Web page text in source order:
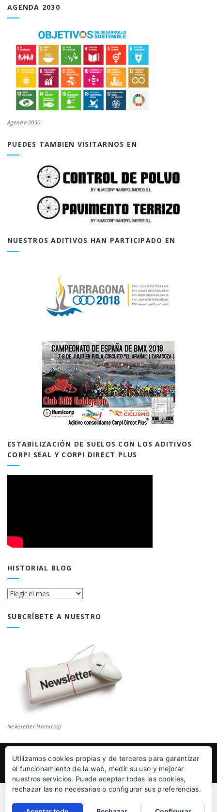
AGENDA 2030
Agenda 2030
PUEDES TAMBIEN VISITARNOS EN
NUESTROS ADITIVOS HAN PARTICIPADO EN
ESTABILIZACIÓN DE SUELOS CON LOS ADITIVOS
CORPI SEAL Y CORPI DIRECT PLUS
HISTORIAL BLOG
Historial
SUBCRÍBETE A NUESTRO
Newsletter Humicorp
© Humicorp Nanopolímeros S.L 2011-2026| Aviso Legal
Utilizamos cookies propias y de terceros para garantizar
el funcionamiento de la web, medir su uso y mejorar
nuestros servicios. Puede aceptar todas las cookies,
rechazar las no necesarias o configurar sus preferencias.